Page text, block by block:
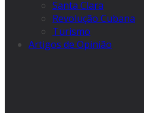
Santa Clara
Revolução Cubana
Turismo
Artigos de Opinião